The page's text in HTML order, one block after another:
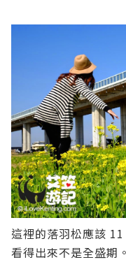
這裡的落羽松應該
看得出來不是全盛期